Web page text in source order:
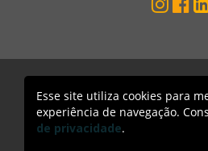
Mercado Black Money. Todos
Acesso
Esse site utiliza cookies para
experiência de navegação.
de privacidade.